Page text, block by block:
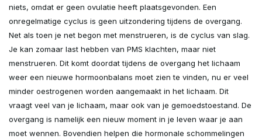
niets, omdat er geen ovulatie heeft plaatsgevonden. Een
onregelmatige cyclus is geen uitzondering tijdens de overgang.
Net als toen je net begon met menstrueren, is de cyclus van slag.
Je kan zomaar last hebben van PMS klachten, maar niet
menstrueren. Dit komt doordat tijdens de overgang het lichaam
weer een nieuwe hormoonbalans moet zien te vinden, nu er veel
minder oestrogenen worden aangemaakt in het lichaam. Dit
vraagt veel van je lichaam, maar ook van je gemoedstoestand. De
overgang is namelijk een nieuw moment in je leven waar je aan
moet wennen. Bovendien helpen die hormonale schommelingen